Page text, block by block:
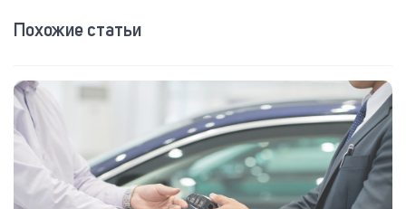
Похожие статьи